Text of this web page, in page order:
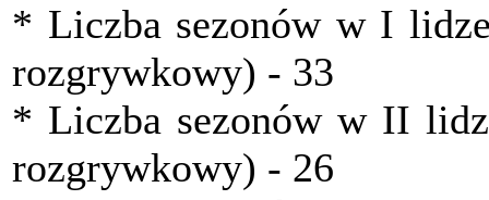
* Liczba sezonów w I
rozgrywkowy) - 33
* Liczba sezonów w II
rozgrywkowy) - 26